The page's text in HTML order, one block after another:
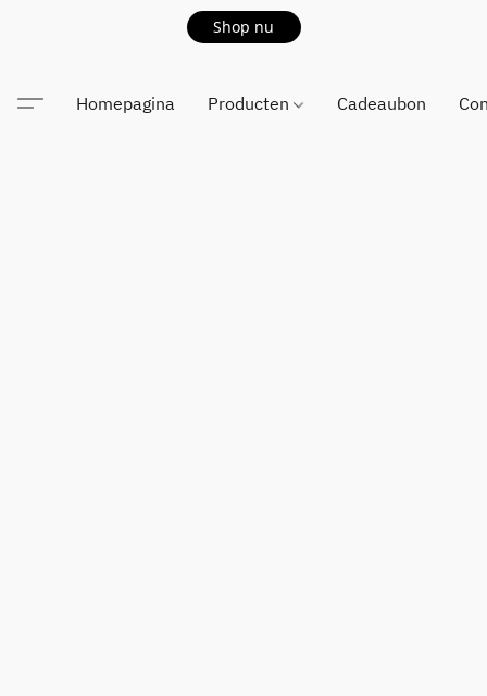
Shop nu
Homepagina Producten Cadeaubon